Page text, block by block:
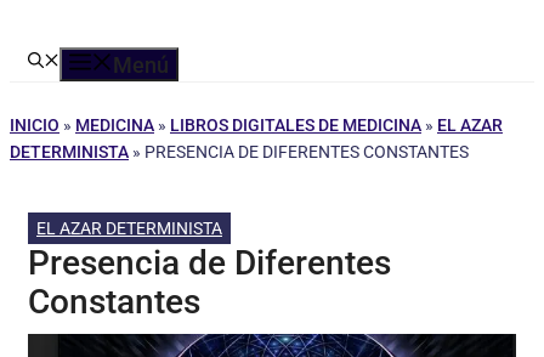
Menú
INICIO » MEDICINA » LIBROS DIGITALES DE MEDICINA » EL AZAR
DETERMINISTA » PRESENCIA DE DIFERENTES CONSTANTES
EL AZAR DETERMINISTA
Presencia de Diferentes
Constantes